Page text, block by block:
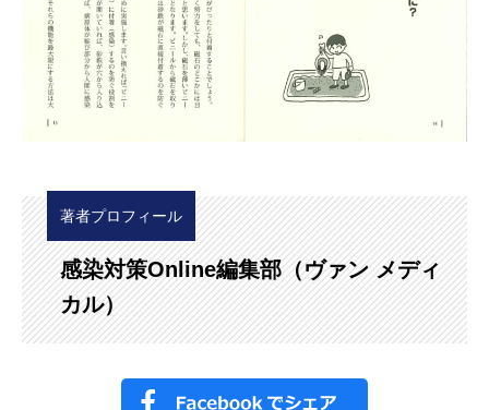
著者プロフィール
感染対策Online編集部（ヴァン メディ
カル）